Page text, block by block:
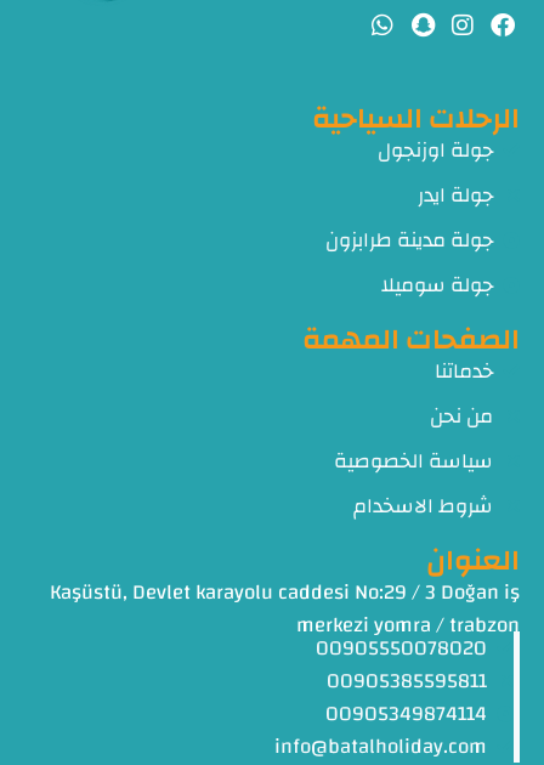
الرحلات السياحية
جولة اوزنجول
جولة ايدر
جولة مدينة طرابزون
جولة سوميلا
الصفحات المهمة
خدماتنا
من نحن
سياسة الخصوصية
شروط الاسخدام
العنوان
Kaşüstü, Devlet karayolu caddesi No:29 / 3 Doğan iş
merkezi yomra / trabzon
00905550078020
00905385595811
00905349874114
info@batalholiday.com